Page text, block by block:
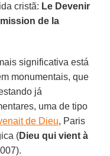
cristã: Le Devenir
de la
significativa está
monumentais, que
já
uma de tipo
de Dieu, Paris
(Dieu qui vient à